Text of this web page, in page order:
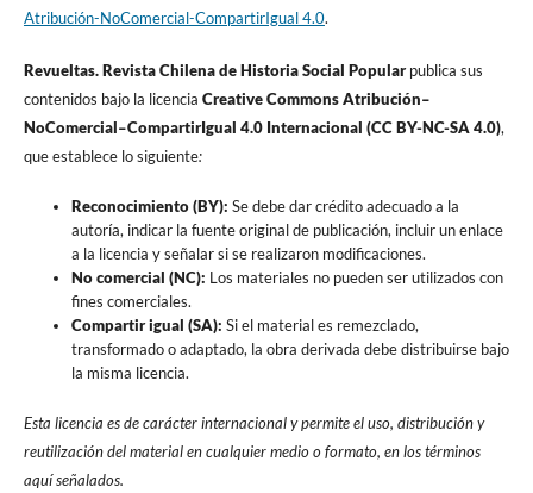
Atribución-NoComercial-CompartirIgual 4.0.
Revueltas. Revista Chilena de Historia Social Popularpublica sus
contenidos bajo la licencia Creative Commons Atribución–
NoComercial–CompartirIgual 4.0 Internacional (CC BY-NC-SA 4.0),
que establece lo siguiente:
Reconocimiento (BY): Se debe dar crédito adecuado a la
autoría, indicar la fuente original de publicación, incluir un enlace
a la licencia y señalar si se realizaron modificaciones.
No comercial (NC): Los materiales no pueden ser utilizados con
fines comerciales.
Compartir igual (SA): Si el material es remezclado,
transformado o adaptado, la obra derivada debe distribuirse bajo
la misma licencia.
Esta licencia es de carácter internacional y permite el uso, distribución y
reutilización del material en cualquier medio o formato, en los términos
aquí señalados.